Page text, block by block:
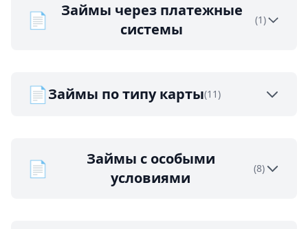
📄
Займы через платежные
системы
(1)
📄Займы по типу карты(11)
📄
Займы с особыми
условиями
(8)